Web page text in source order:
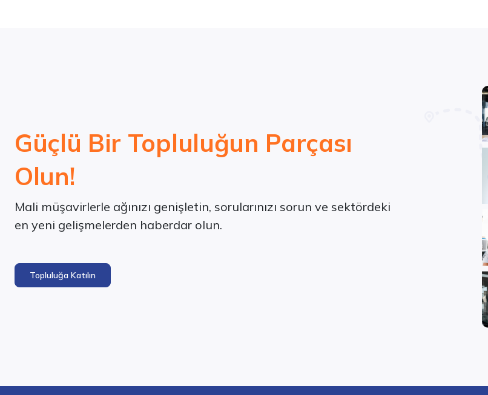
Güçlü Bir Topluluğun Parçası
Olun!
Mali müşavirlerle ağınızı genişletin, sorularınızı sorun ve sektördeki
en yeni gelişmelerden haberdar olun.
Topluluğa Katılın